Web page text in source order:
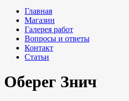
Главная
Магазин
Галерея работ
Вопросы и ответы
Контакт
Статьи
Оберег Знич